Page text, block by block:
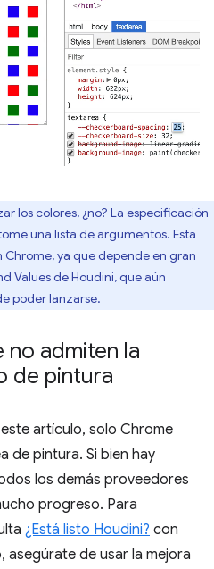
los colores, ¿no? La especificación
una lista de argumentos. Esta
ya que depende en gran
Values de Houdini, que aún
poder lanzarse.
no admiten la
de pintura
artículo, solo Chrome
de pintura. Si bien hay
los demás proveedores
progreso. Para
¿Está listo Houdini? con
de usar la mejora